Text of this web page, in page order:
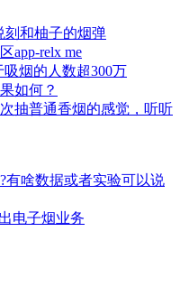
刻和柚子的烟弹
app-relx me
烟的人数超300万
如何？
抽普通香烟的感觉，听听
有啥数据或者实验可以说
电子烟业务